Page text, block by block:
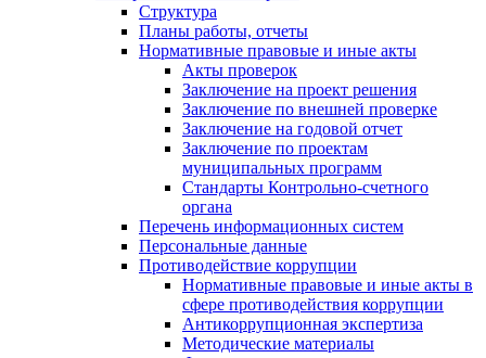
Структура
Планы работы, отчеты
Нормативные правовые и иные акты
Акты проверок
Заключение на проект решения
Заключение по внешней проверке
Заключение на годовой отчет
Заключение по проектам
муниципальных программ
Стандарты Контрольно-счетного
органа
Перечень информационных систем
Персональные данные
Противодействие коррупции
Нормативные правовые и иные акты в
сфере противодействия коррупции
Антикоррупционная экспертиза
Методические материалы